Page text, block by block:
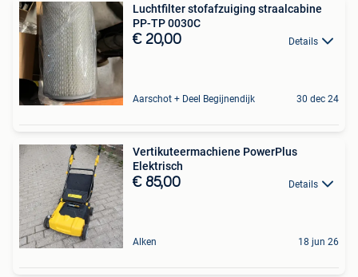
Luchtfilter stofafzuiging straalcabine
PP-TP 0030C
€ 20,00 Details
Aarschot + Deel Begijnendijk 30 dec 24
Vertikuteermachiene PowerPlus
Elektrisch
€ 85,00 Details
Alken 18 jun 26